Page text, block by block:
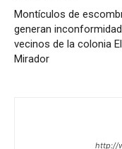
Montículos de
generan
vecinos de la colonia El
Mirador
http://